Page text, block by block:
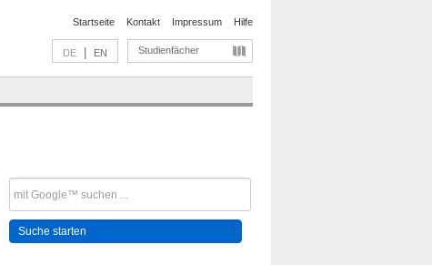
Startseite Kontakt Impressum Hilfe
DE EN Studienfächer